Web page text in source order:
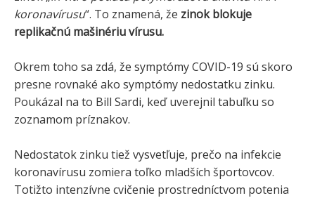
koronavírusu“. To znamená, že zinok blokuje
replikačnú mašinériu vírusu.
Okrem toho sa zdá, že symptómy COVID-19 sú skoro
presne rovnaké ako symptómy nedostatku zinku.
Poukázal na to Bill Sardi, keď uverejnil tabuľku so
zoznamom príznakov.
Nedostatok zinku tiež vysvetľuje, prečo na infekcie
koronavírusu zomiera toľko mladších športovcov.
Totižto intenzívne cvičenie prostredníctvom potenia